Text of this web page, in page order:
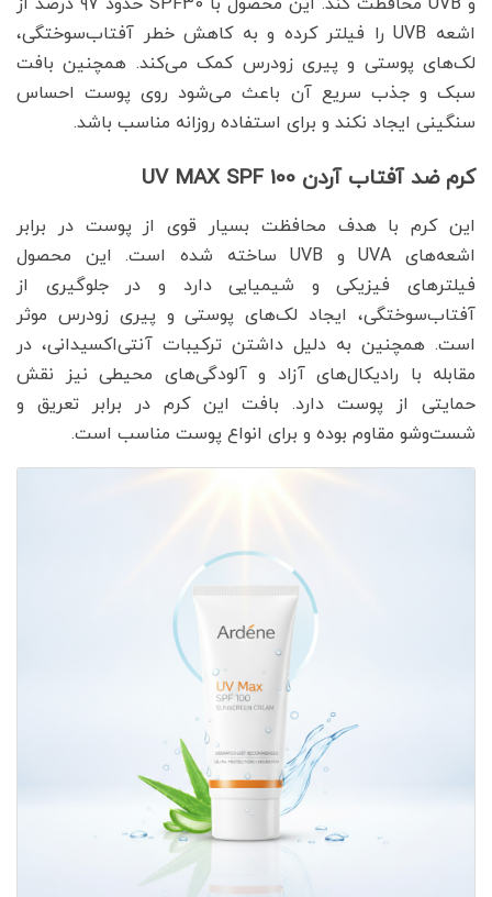
اشعه UVB را فیلتر کرده و به کاهش خطر آفتاب‌سوختگی،
لک‌های پوستی و پیری زودرس کمک می‌کند. همچنین بافت
سبک و جذب سریع آن باعث می‌شود روی پوست احساس
سنگینی ایجاد نکند و برای استفاده روزانه مناسب باشد.
کرم ضد آفتاب آردن UV MAX SPF 100
این کرم با هدف محافظت بسیار قوی از پوست در برابر
اشعه‌های UVA و UVB ساخته شده است. این محصول
فیلترهای فیزیکی و شیمیایی دارد و در جلوگیری از
آفتاب‌سوختگی، ایجاد لک‌های پوستی و پیری زودرس موثر
است. همچنین به دلیل داشتن ترکیبات آنتی‌اکسیدانی، در
مقابله با رادیکال‌های آزاد و آلودگی‌های محیطی نیز نقش
حمایتی از پوست دارد. بافت این کرم در برابر تعریق و
شست‌وشو مقاوم بوده و برای انواع پوست مناسب است.